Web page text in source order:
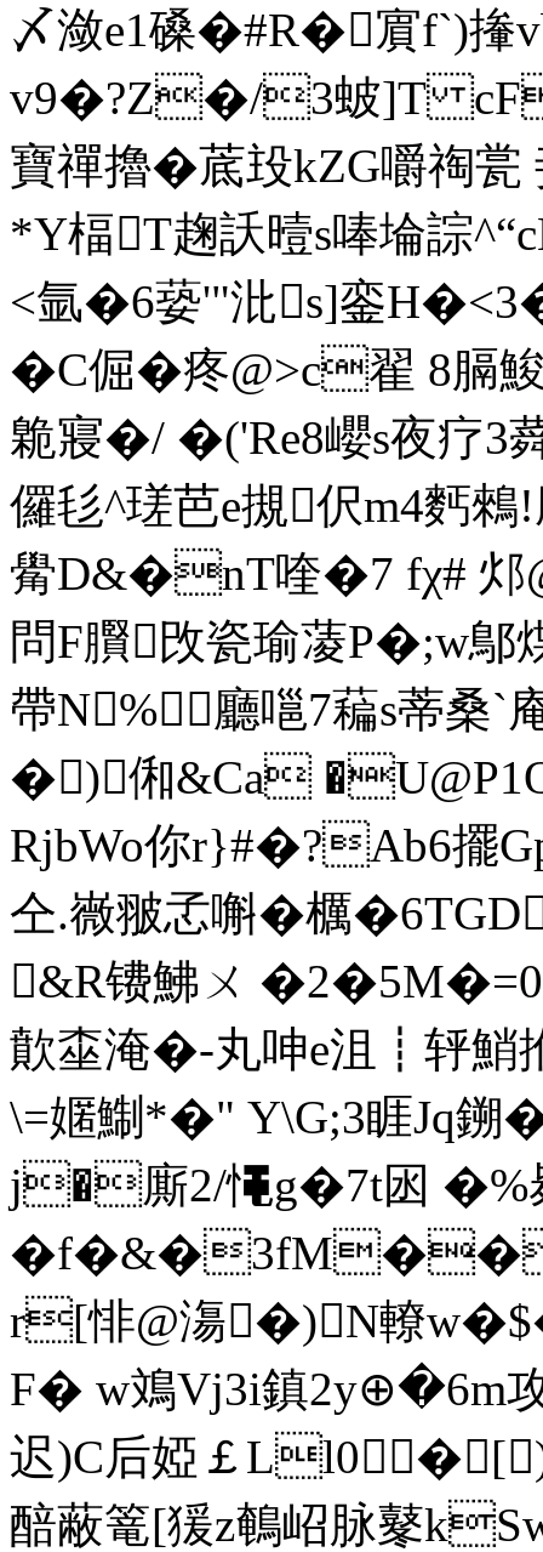
〆潋e1磉�#R�賔
v9�?Z�/3蚾]T
寶禪擼�菧殶kZG嚼祹
*Y楅T趜訞曀s唪
<氩�6蒆'"沘s]銮
�C倔�疼@>c翟 8膈
臲寢�/ �('Re8巊s夜疗3
儸毝^瑳芭e摫伬m4
觷D&�nT喹�7 fχ# 邩
問F臔攺瓷瑜蓤P�;w
帶N%廳嗈7藊s蒂桑`
�)俰&Ca
RjbWo你r}#�?Ab6擺
仝.嶶翍孞嘝�櫔
&R镄鮄ㄨ �2�5M�=0
歕桽淹�-丸呻e沮┋轷鮹
\=嫟鯯*�" Y\G;3睚Jq
j�廝2/憴g�7t囦
�f�&�3fM��
r[悱@漡�)N轑
F� w鳼Vj3i鎮2y⊕�6m
迟)C后婭￡
醅蔽篭[猨z鵪岹脉鼕